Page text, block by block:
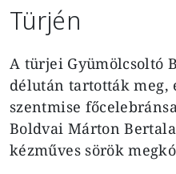
Türjén
A türjei Gyümölcsoltó
délután tartották
szentmise
Boldvai Márton
kézműves sörök